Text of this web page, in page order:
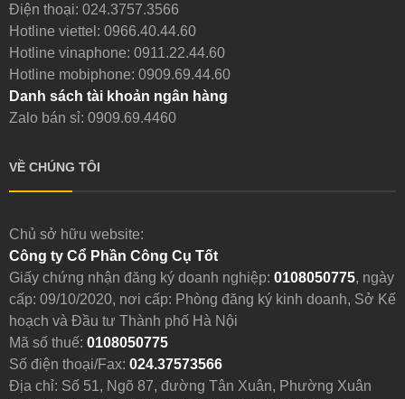
Điện thoại: 024.3757.3566
Hotline viettel: 0966.40.44.60
Hotline vinaphone: 0911.22.44.60
Hotline mobiphone: 0909.69.44.60
Danh sách tài khoản ngân hàng
Zalo bán sỉ: 0909.69.4460
VỀ CHÚNG TÔI
Chủ sở hữu website:
Công ty Cổ Phần Công Cụ Tốt
Giấy chứng nhận đăng ký doanh nghiệp: 0108050775, ngày
cấp: 09/10/2020, nơi cấp: Phòng đăng ký kinh doanh, Sở Kế
hoạch và Đầu tư Thành phố Hà Nội
Mã số thuế: 0108050775
Số điện thoại/Fax: 024.37573566
Địa chỉ: Số 51, Ngõ 87, đường Tân Xuân, Phường Xuân